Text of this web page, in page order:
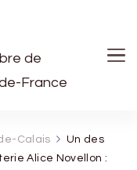
de
France
Calais
Un des
Alice Novellon :